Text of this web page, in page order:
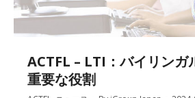
ACTFL – LTI：バイリンガ
重要な役割